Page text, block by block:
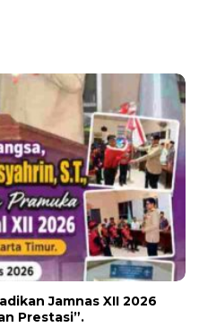
Jamnas XII 2026
Prestasi”.